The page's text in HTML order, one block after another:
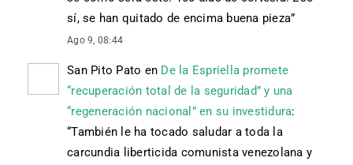
sí, se han quitado de encima buena pieza”
Ago 9, 08:44
San Pito Pato en De la Espriella promete
“recuperación total de la seguridad” y una
“regeneración nacional” en su investidura:
“También le ha tocado saludar a toda la
carcundia liberticida comunista venezolana y